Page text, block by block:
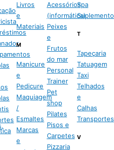
Livros
e
Materiais
M
Manicure
e
Pedicure
Maquiagem
/
Esmaltes
Marcas
e
Acessórios
(informática)
Peixes
e
Frutos
do mar
Personal
Trainer
Pet
shop
Pilates
Pisos e
Carpetes
Pizzaria
Spa
T
Tapeçaria
Tatuagem
Taxi
Telhados
e
Calhas
Transportes
V